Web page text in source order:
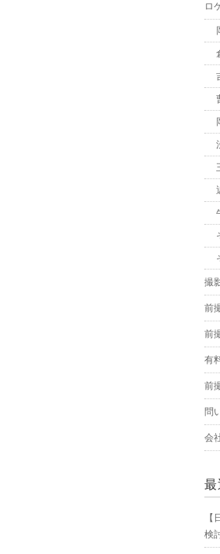
ロ
撮
前
前
有
前
問
会
最
検